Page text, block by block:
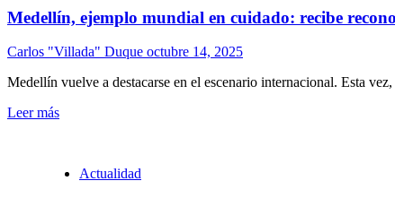
Medellín, ejemplo mundial en cuidado: recibe
Carlos "Villada" Duque octubre 14, 2025
Medellín vuelve a destacarse en el escenario internacional. Esta
Leer más
Actualidad